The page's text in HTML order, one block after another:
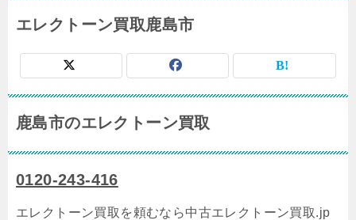
エレクトーン買取鹿島市
鹿島市のエレクトーン買取
0120-243-416
エレクトーン買取を頼むなら中古エレクトーン買取.jp